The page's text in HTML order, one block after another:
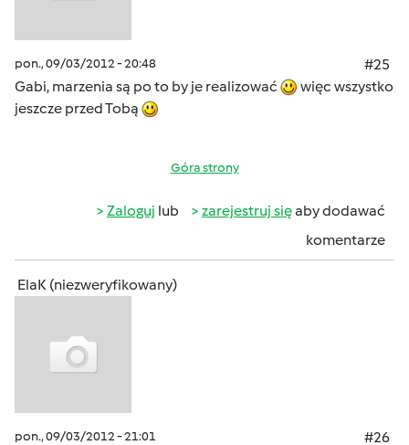
pon., 09/03/2012 - 20:48
#25
Gabi, marzenia są po to by je realizować
więc wszystko
jeszcze przed Tobą
Góra strony
Zaloguj lub zarejestruj sięaby dodawać
komentarze
ElaK (niezweryfikowany)
pon., 09/03/2012 - 21:01
#26